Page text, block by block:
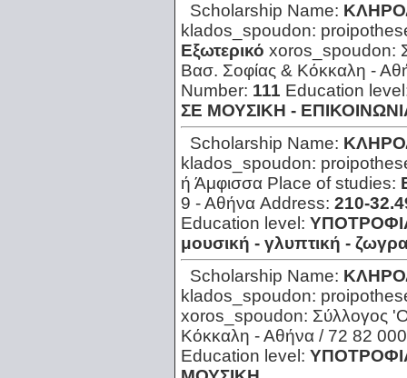
Scholarship Name:
klados_spoudon:
Εξωτερικό xoros_spoudon:
Βασ. Σοφίας & Κόκκαλη -
Number: 111 Education
ΣΕ ΜΟΥΣΙΚΗ -
Scholarship Name:
klados_spoudon:
ή Άμφισσα Place of studies:
9 - Αθήνα Address: 210-
Education level:
μουσική - γλυπτική -
Scholarship Name:
klados_spoudon:
xoros_spoudon: Σύλλογος
Κόκκαλη - Αθήνα / 72 82 000
Education level: